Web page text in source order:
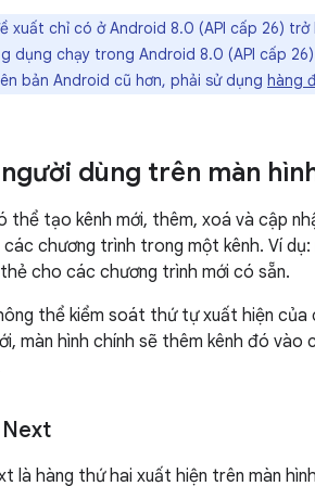
xuất chỉ có ở Android 8.0 (API cấp 26)
dụng chạy trong Android 8.0 (API cấp
bản Android cũ hơn, phải sử dụng hàng
dùng trên màn
thể tạo kênh mới, thêm, xoá và cập
chương trình trong một kênh. Ví
cho các chương trình mới có sẵn.
thể kiểm soát thứ tự xuất hiện của
màn hình chính sẽ thêm kênh đó vào
là hàng thứ hai xuất hiện trên màn